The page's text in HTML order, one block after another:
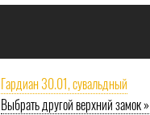
Гардиан 30.01, сувальдный
Выбрать другой верхний замок »